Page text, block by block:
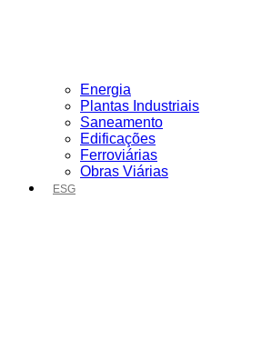
Energia
Plantas Industriais
Saneamento
Edificações
Ferroviárias
Obras Viárias
ESG